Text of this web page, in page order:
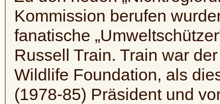
Kommission berufen
fanatische
Russell Train. Train war
Wildlife Foundation, als
(1978-85) Präsident und